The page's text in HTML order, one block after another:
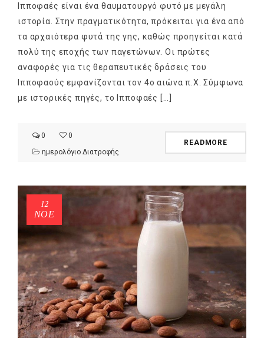
Ιπποφαές είναι ένα θαυματουργό φυτό με μεγάλη
ιστορία. Στην πραγματικότητα, πρόκειται για ένα από
τα αρχαιότερα φυτά της γης, καθώς προηγείται κατά
πολύ της εποχής των παγετώνων. Οι πρώτες
αναφορές για τις θεραπευτικές δράσεις του
Ιπποφαούς εμφανίζονται τον 4ο αιώνα π.Χ. Σύμφωνα
με ιστορικές πηγές, το Ιπποφαές […]
0
0
ημερολόγιο Διατροφής
READMORE
12
ΝΟΈ